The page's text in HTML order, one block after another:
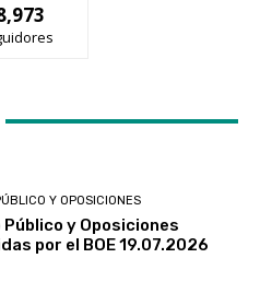
Y OPOSICIONES
Público y Oposiciones
por el BOE 19.07.2026